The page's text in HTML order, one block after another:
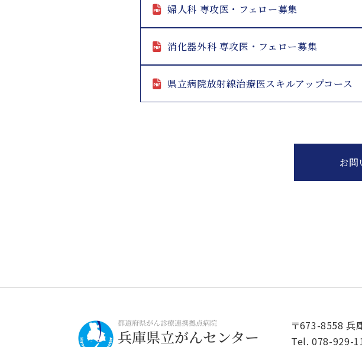
婦人科 専攻医・フェロー募集
消化器外科 専攻医・フェロー募集
県立病院放射線治療医スキルアップコース
お問
〒673-8558 兵
Tel.078-929-